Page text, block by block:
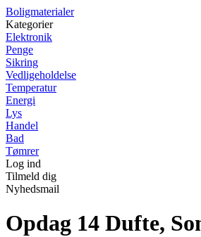
Boligmaterialer
Kategorier
Elektronik
Penge
Sikring
Vedligeholdelse
Temperatur
Energi
Lys
Handel
Bad
Tømrer
Log ind
Tilmeld dig
Nyhedsmail
Opdag 14 Dufte,